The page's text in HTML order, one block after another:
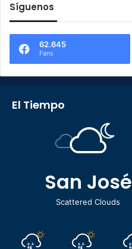
Síguenos
62.645
Fans
El Tiempo
San José
Scattered Clouds